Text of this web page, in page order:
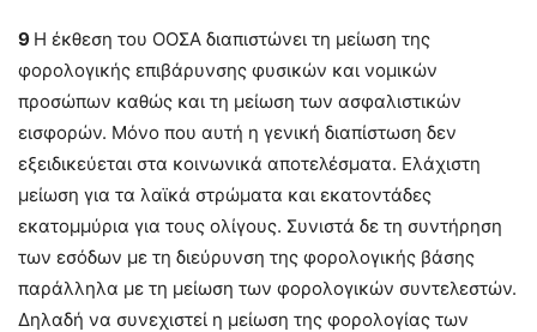
9 Η έκθεση του ΟΟΣΑ διαπιστώνει τη μείωση της
φορολογικής επιβάρυνσης φυσικών και νομικών
προσώπων καθώς και τη μείωση των ασφαλιστικών
εισφορών. Μόνο που αυτή η γενική διαπίστωση δεν
εξειδικεύεται στα κοινωνικά αποτελέσματα. Ελάχιστη
μείωση για τα λαϊκά στρώματα και εκατοντάδες
εκατομμύρια για τους ολίγους. Συνιστά δε τη συντήρηση
των εσόδων με τη διεύρυνση της φορολογικής βάσης
παράλληλα με τη μείωση των φορολογικών συντελεστών.
Δηλαδή να συνεχιστεί η μείωση της φορολογίας των